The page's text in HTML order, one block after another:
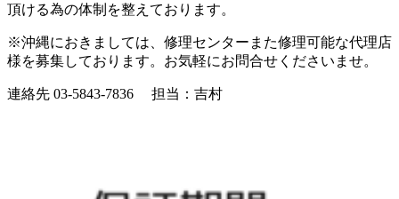
頂ける為の体制を整えております。
※沖縄におきましては、修理センターまた修理可能な代理店
様を募集しております。お気軽にお問合せくださいませ。
連絡先 03-5843-7836 担当：吉村